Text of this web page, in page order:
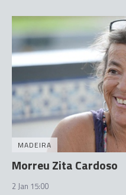
MADEIRA
Morreu Zita Cardoso
2 Jan 15:00